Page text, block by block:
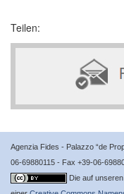
Teilen:
Agenzia Fides - Palazzo “de
06-69880115 - Fax +39-06-
Die auf